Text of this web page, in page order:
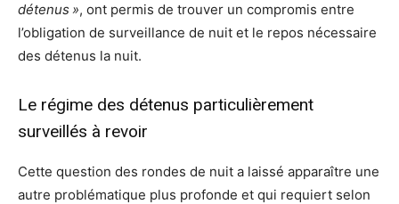
détenus », ont permis de trouver un compromis entre
l’obligation de surveillance de nuit et le repos nécessaire
des détenus la nuit.
Le régime des détenus particulièrement
surveillés à revoir
Cette question des rondes de nuit a laissé apparaître une
autre problématique plus profonde et qui requiert selon